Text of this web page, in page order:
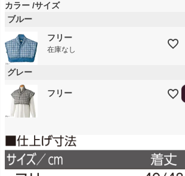
カラー サイズ
ブルー
フリー
在庫なし
グレー
フリー